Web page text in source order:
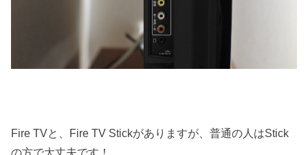
Fire TVと、Fire TV Stickがありますが、普通の人はStick
の方で大丈夫です！